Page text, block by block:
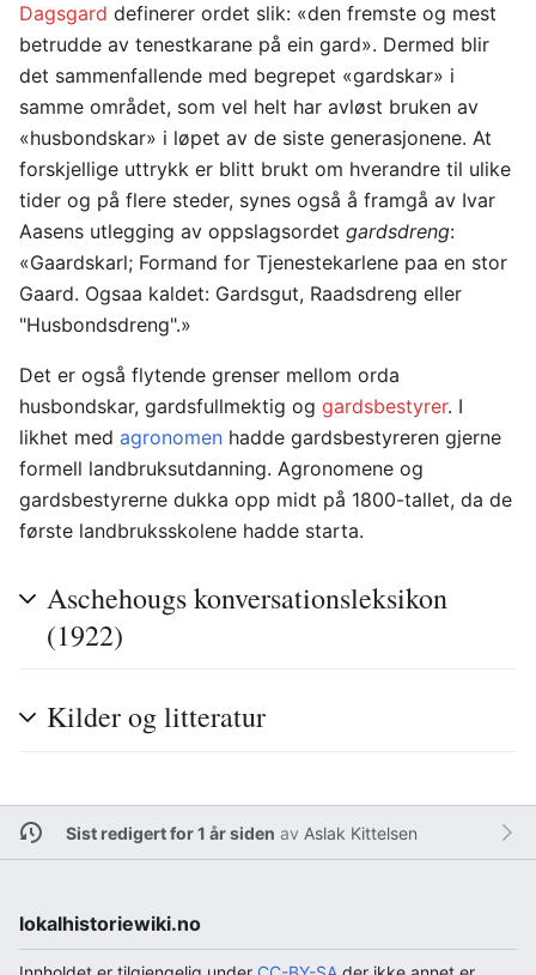
Dagsgard definerer ordet slik: «den fremste og mest
betrudde av tenestkarane på ein gard». Dermed blir
det sammenfallende med begrepet «gardskar» i
samme området, som vel helt har avløst bruken av
«husbondskar» i løpet av de siste generasjonene. At
forskjellige uttrykk er blitt brukt om hverandre til ulike
tider og på flere steder, synes også å framgå av Ivar
Aasens utlegging av oppslagsordet gardsdreng:
«Gaardskarl; Formand for Tjenestekarlene paa en stor
Gaard. Ogsaa kaldet: Gardsgut, Raadsdreng eller
"Husbondsdreng".»
Det er også flytende grenser mellom orda
husbondskar, gardsfullmektig og gardsbestyrer. I
likhet med agronomen hadde gardsbestyreren gjerne
formell landbruksutdanning. Agronomene og
gardsbestyrerne dukka opp midt på 1800-tallet, da de
første landbruksskolene hadde starta.
Aschehougs konversationsleksikon
(1922)
Kilder og litteratur
Sist redigert for 1 år siden av Aslak Kittelsen
lokalhistoriewiki.no